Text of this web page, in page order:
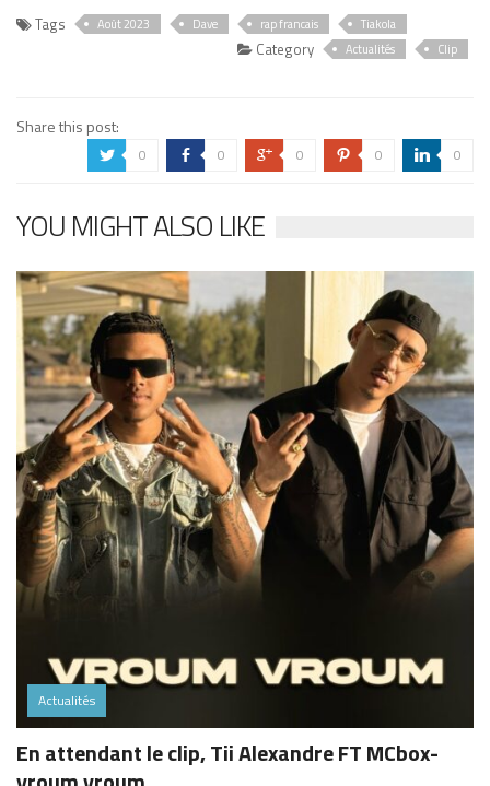
Tags Août 2023 Dave rap francais Tiakola
Category Actualités Clip
Share this post:
a 0 b 0 c 0 d 0 j 0
YOU MIGHT ALSO LIKE
Actualités
En attendant le clip, Tii Alexandre FT MCbox-